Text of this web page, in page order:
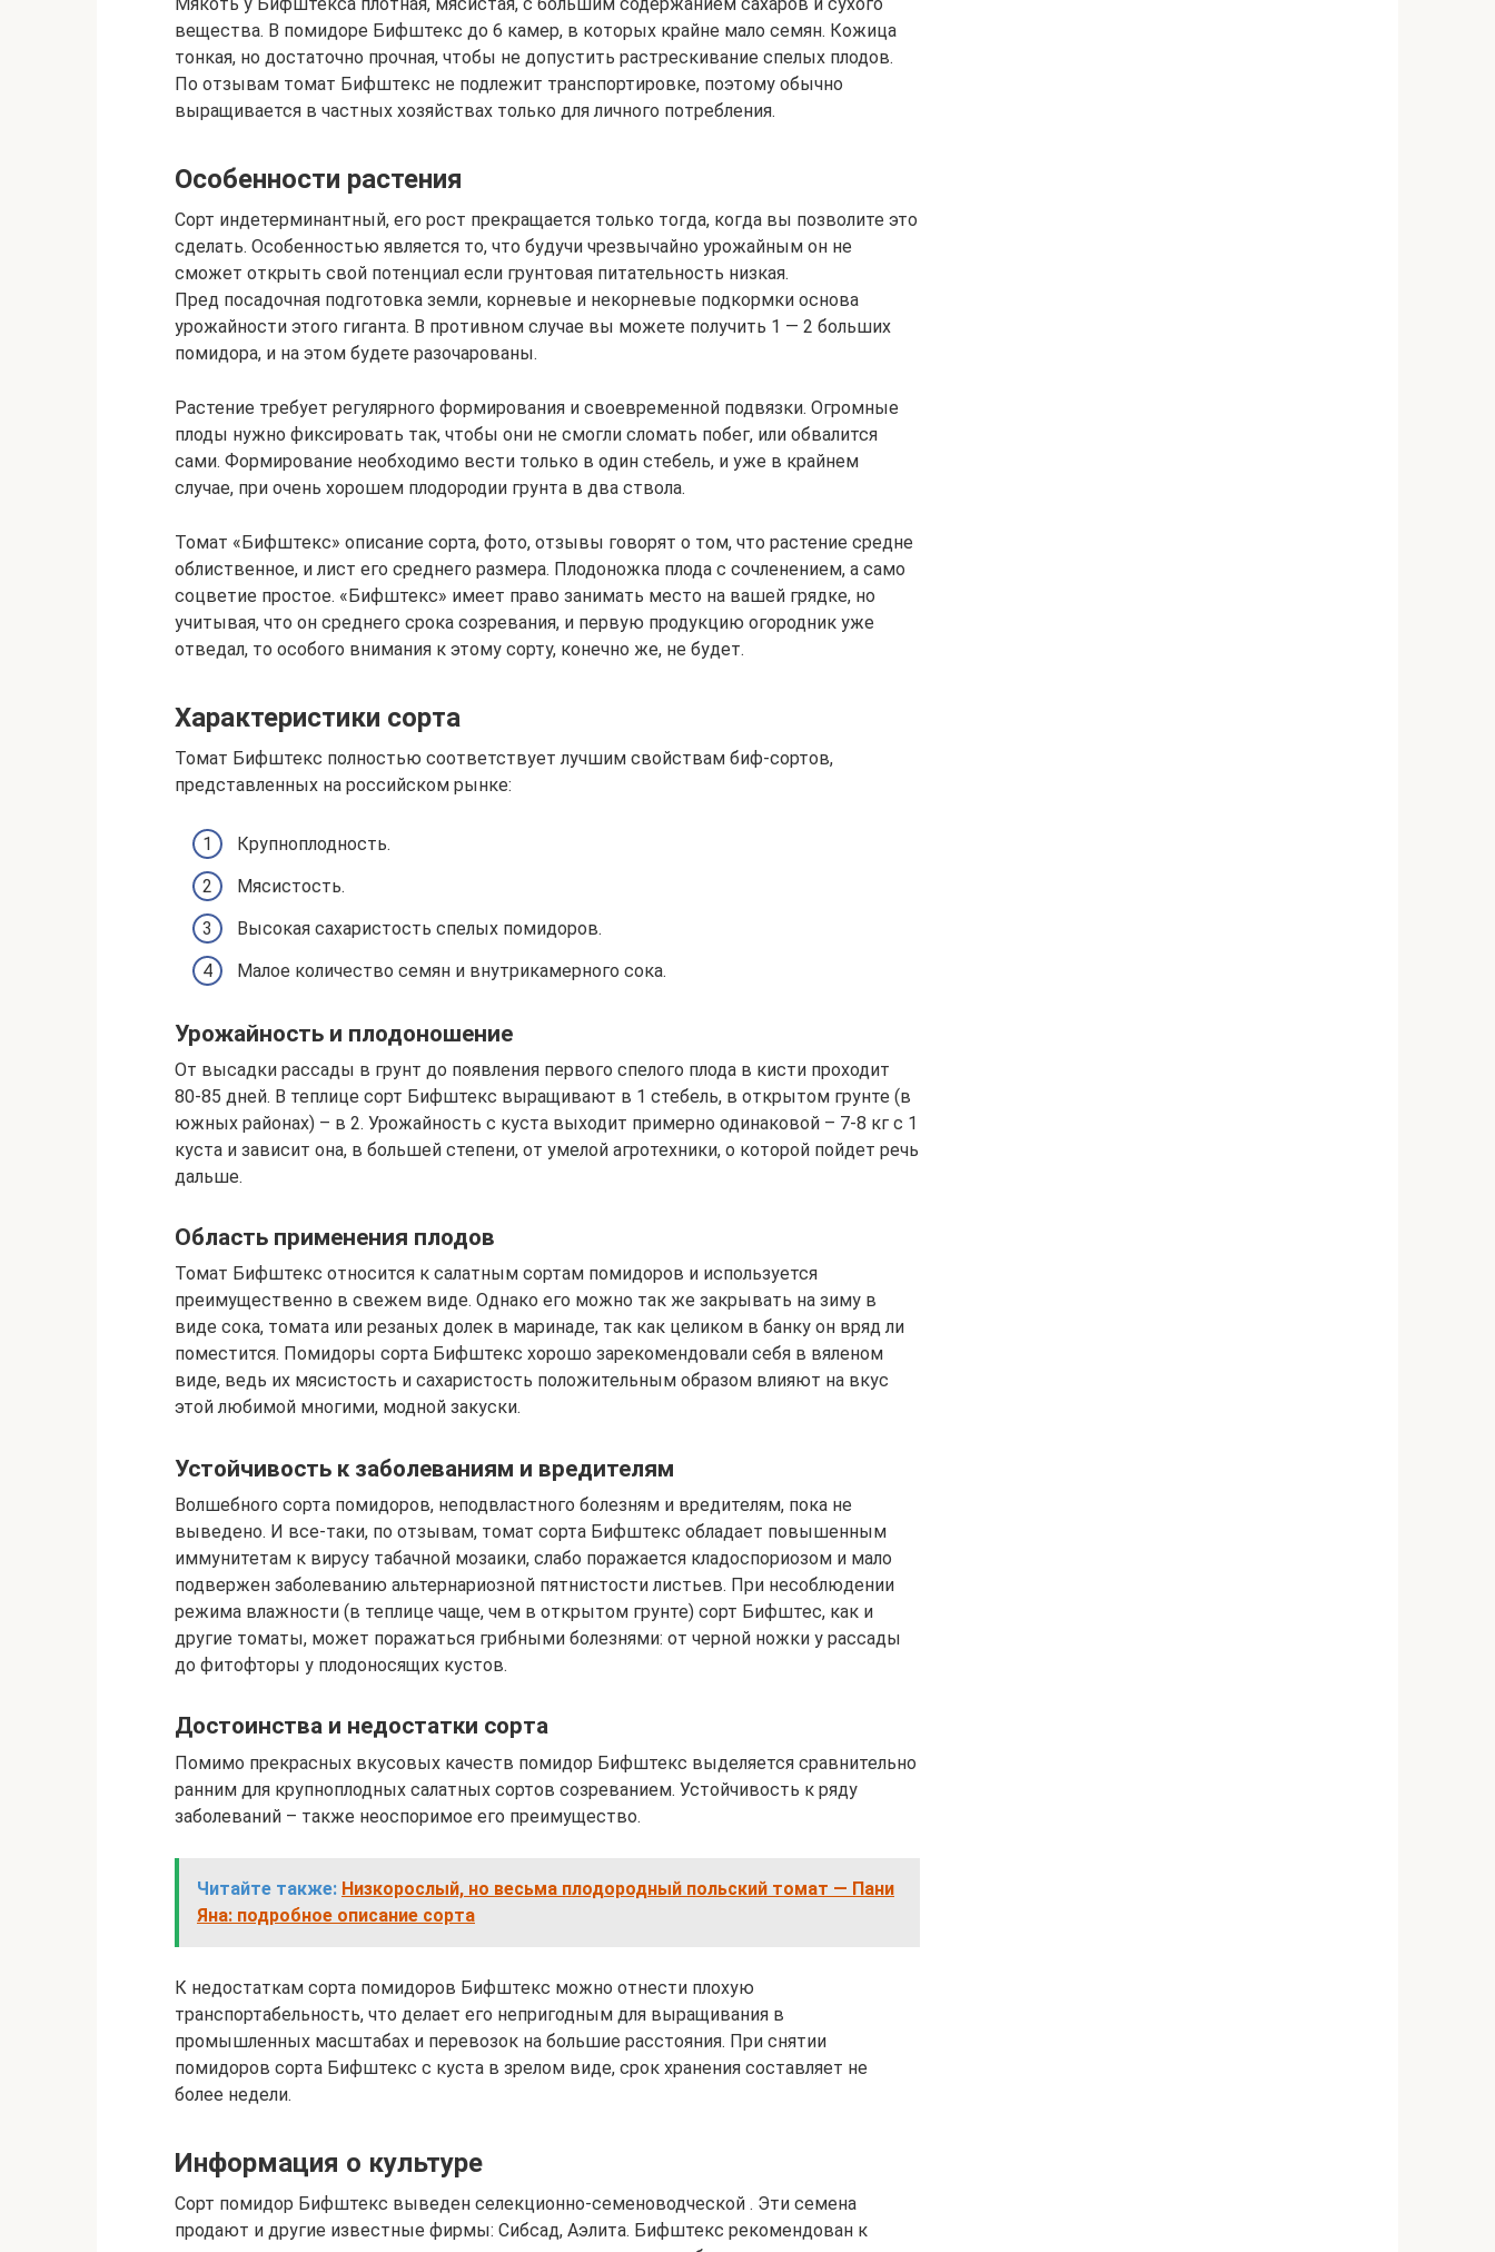
вещества. В помидоре Бифштекс до 6 камер, в которых крайне мало семян. Кожица
тонкая, но достаточно прочная, чтобы не допустить растрескивание спелых плодов.
По отзывам томат Бифштекс не подлежит транспортировке, поэтому обычно
выращивается в частных хозяйствах только для личного потребления.
Особенности растения
Сорт индетерминантный, его рост прекращается только тогда, когда вы позволите это
сделать. Особенностью является то, что будучи чрезвычайно урожайным он не
сможет открыть свой потенциал если грунтовая питательность низкая.
Пред посадочная подготовка земли, корневые и некорневые подкормки основа
урожайности этого гиганта. В противном случае вы можете получить 1 — 2 больших
помидора, и на этом будете разочарованы.
Растение требует регулярного формирования и своевременной подвязки. Огромные
плоды нужно фиксировать так, чтобы они не смогли сломать побег, или обвалится
сами. Формирование необходимо вести только в один стебель, и уже в крайнем
случае, при очень хорошем плодородии грунта в два ствола.
Томат «Бифштекс» описание сорта, фото, отзывы говорят о том, что растение средне
облиственное, и лист его среднего размера. Плодоножка плода с сочленением, а само
соцветие простое. «Бифштекс» имеет право занимать место на вашей грядке, но
учитывая, что он среднего срока созревания, и первую продукцию огородник уже
отведал, то особого внимания к этому сорту, конечно же, не будет.
Характеристики сорта
Томат Бифштекс полностью соответствует лучшим свойствам биф-сортов,
представленных на российском рынке:
Крупноплодность.
Мясистость.
Высокая сахаристость спелых помидоров.
Малое количество семян и внутрикамерного сока.
Урожайность и плодоношение
От высадки рассады в грунт до появления первого спелого плода в кисти проходит
80-85 дней. В теплице сорт Бифштекс выращивают в 1 стебель, в открытом грунте (в
южных районах) – в 2. Урожайность с куста выходит примерно одинаковой – 7-8 кг с 1
куста и зависит она, в большей степени, от умелой агротехники, о которой пойдет речь
дальше.
Область применения плодов
Томат Бифштекс относится к салатным сортам помидоров и используется
преимущественно в свежем виде. Однако его можно так же закрывать на зиму в
виде сока, томата или резаных долек в маринаде, так как целиком в банку он вряд ли
поместится. Помидоры сорта Бифштекс хорошо зарекомендовали себя в вяленом
виде, ведь их мясистость и сахаристость положительным образом влияют на вкус
этой любимой многими, модной закуски.
Устойчивость к заболеваниям и вредителям
Волшебного сорта помидоров, неподвластного болезням и вредителям, пока не
выведено. И все-таки, по отзывам, томат сорта Бифштекс обладает повышенным
иммунитетам к вирусу табачной мозаики, слабо поражается кладоспориозом и мало
подвержен заболеванию альтернариозной пятнистости листьев. При несоблюдении
режима влажности (в теплице чаще, чем в открытом грунте) сорт Бифштес, как и
другие томаты, может поражаться грибными болезнями: от черной ножки у рассады
до фитофторы у плодоносящих кустов.
Достоинства и недостатки сорта
Помимо прекрасных вкусовых качеств помидор Бифштекс выделяется сравнительно
ранним для крупноплодных салатных сортов созреванием. Устойчивость к ряду
заболеваний – также неоспоримое его преимущество.
Читайте также: Низкорослый, но весьма плодородный польский томат — Пани
Яна: подробное описание сорта
К недостаткам сорта помидоров Бифштекс можно отнести плохую
транспортабельность, что делает его непригодным для выращивания в
промышленных масштабах и перевозок на большие расстояния. При снятии
помидоров сорта Бифштекс с куста в зрелом виде, срок хранения составляет не
более недели.
Информация о культуре
Сорт помидор Бифштекс выведен селекционно-семеноводческой . Эти семена
продают и другие известные фирмы: Сибсад, Аэлита. Бифштекс рекомендован к